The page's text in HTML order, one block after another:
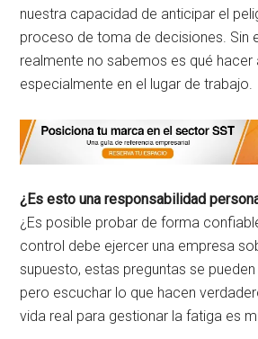
nuestra capacidad de anticipar el
proceso de toma de decisiones. Sin
realmente no sabemos es qué hacer
especialmente en el lugar de trabajo.
¿Es esto una responsabilidad
¿Es posible probar de forma
control debe ejercer una empresa
supuesto, estas preguntas se
pero escuchar lo que hacen
vida real para gestionar la fatiga es